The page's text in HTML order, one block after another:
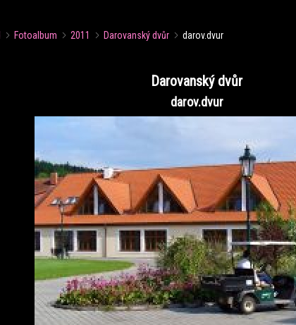
Fotoalbum 2011 Darovanský dvůr darov.dvur
Darovanský dvůr
darov.dvur